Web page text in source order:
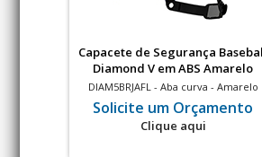
Capacete de Segurança
Diamond V em ABS Amarelo
Fluorescente
DIAM5BRJAFL - Aba curva - Amarelo
Fluorescente - Isolamento elétrico - 20
un
Solicite um Orçamento
Clique aqui